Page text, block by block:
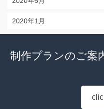
2020年1月
制作プランのご案